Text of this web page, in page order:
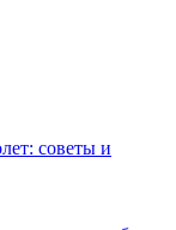
советы и